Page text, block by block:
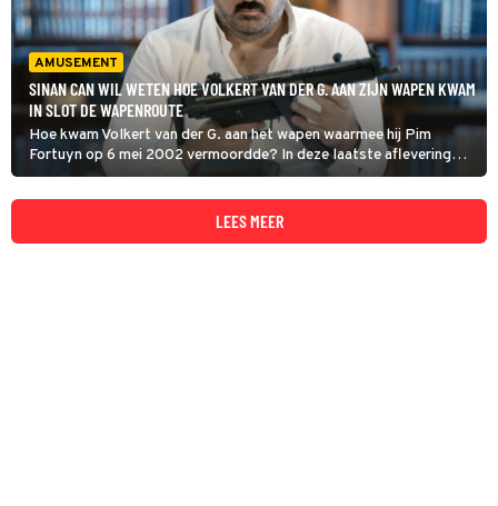
AMUSEMENT
SINAN CAN WIL WETEN HOE VOLKERT VAN DER G. AAN ZIJN WAPEN KWAM
IN SLOT DE WAPENROUTE
Hoe kwam Volkert van der G. aan het wapen waarmee hij Pim
Fortuyn op 6 mei 2002 vermoordde? In deze laatste aflevering
van De Wapenroute volgt Sinan Can de route die deze Spaanse
Firestar M43 voor de moord heeft afgelegd. (HH)
LEES MEER